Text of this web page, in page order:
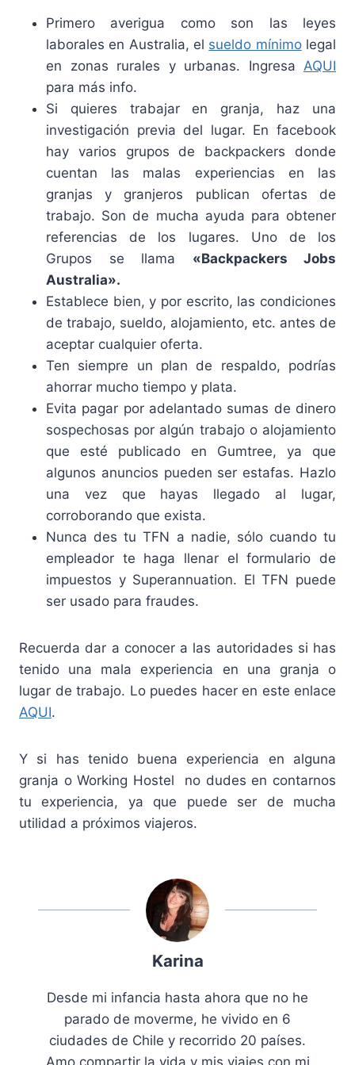
Primero averigua como son las leyes
laborales en Australia, el sueldo mínimolegal
en zonas rurales y urbanas. Ingresa AQUI
para más info.
Si quieres trabajar en granja, haz una
investigación previa del lugar. En facebook
hay varios grupos de backpackers donde
cuentan las malas experiencias en las
granjas y granjeros publican ofertas de
trabajo. Son de mucha ayuda para obtener
referencias de los lugares. Uno de los
Grupos se llama «Backpackers Jobs
Australia».
Establece bien, y por escrito, las condiciones
de trabajo, sueldo, alojamiento, etc. antes de
aceptar cualquier oferta.
Ten siempre un plan de respaldo, podrías
ahorrar mucho tiempo y plata.
Evita pagar por adelantado sumas de dinero
sospechosas por algún trabajo o alojamiento
que esté publicado en Gumtree, ya que
algunos anuncios pueden ser estafas. Hazlo
una vez que hayas llegado al lugar,
corroborando que exista.
Nunca des tu TFN a nadie, sólo cuando tu
empleador te haga llenar el formulario de
impuestos y Superannuation. El TFN puede
ser usado para fraudes.
Recuerda dar a conocer a las autoridades si has
tenido una mala experiencia en una granja o
lugar de trabajo. Lo puedes hacer en este enlace
AQUI.
Y si has tenido buena experiencia en alguna
granja o Working Hostel no dudes en contarnos
tu experiencia, ya que puede ser de mucha
utilidad a próximos viajeros.
Karina
Desde mi infancia hasta ahora que no he
parado de moverme, he vivido en 6
ciudades de Chile y recorrido 20 países.